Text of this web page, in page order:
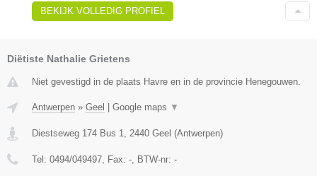
BEKIJK VOLLEDIG PROFIEL
Diëtiste Nathalie Grietens
Niet gevestigd in de plaats Havre en in de provincie Henegouwen.
Antwerpen » Geel Google maps ▼
Diestseweg 174 Bus 1, 2440 Geel (Antwerpen)
Tel: 0494/049497, Fax: -, BTW-nr: -